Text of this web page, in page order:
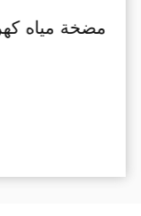
ذو تحكم